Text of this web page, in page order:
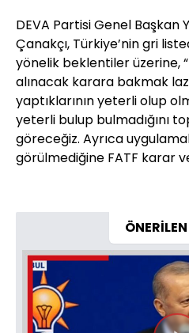
DEVA Partisi Genel Başkan
Çanakçı, Türkiye’nin gri
yönelik beklentiler üzerine,
alınacak karara bakmak
yaptıklarının yeterli olup
yeterli bulup bulmadığını
göreceğiz. Ayrıca
görülmediğine FATF karar